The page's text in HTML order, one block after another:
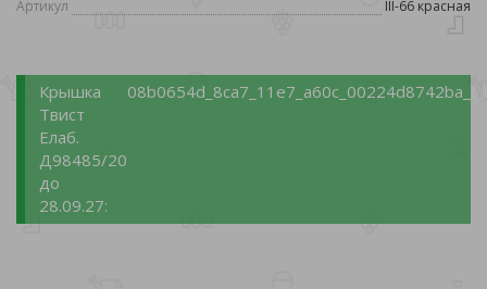
Артикул
III-66 красная
Крышка
Твист
Елаб.
Д98485/20
до
28.09.27: